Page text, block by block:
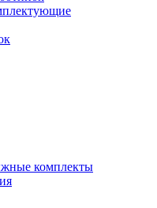
комплекты